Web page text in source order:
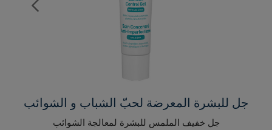
جل للبشرة المعرضة لحبّ الشباب و الشوائب
جل خفيف الملمس للبشرة لمعالجة الشوائب​